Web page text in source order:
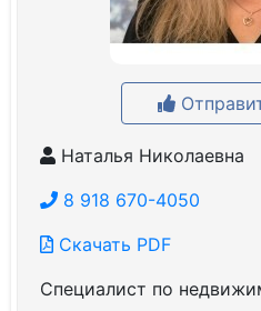
Наталья Николаевна
8 918 670-4050
Скачать PDF
Специалист по